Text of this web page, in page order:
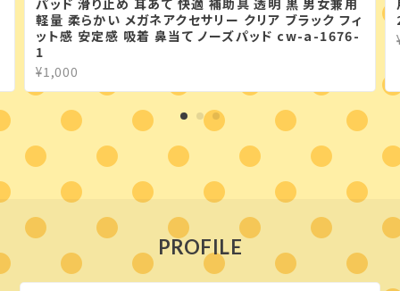
軽量 柔らかい メガネアクセサリー クリア ブラック フィ
ット感 安定感 吸着 鼻当て ノーズパッド cw-a-1676-
1
¥1,000
PROFILE